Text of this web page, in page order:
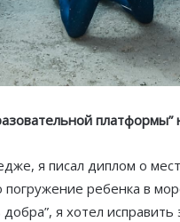
платформы”
я писал диплом о
ребенка в
я хотел исправить